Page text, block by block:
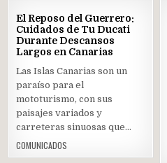
10
JUL
2025
Posted
El Reposo del Guerrero:
Cuidados de Tu Ducati
Durante Descansos
Largos en Canarias
Las Islas Canarias son un
paraíso para el
mototurismo, con sus
paisajes variados y
carreteras sinuosas que…
COMUNICADOS